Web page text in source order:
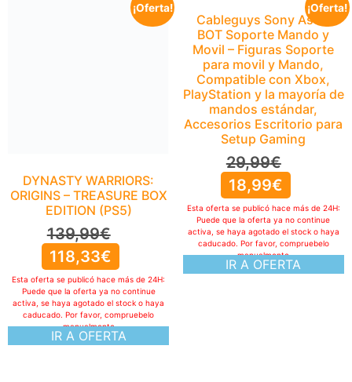
¡Oferta!
DYNASTY WARRIORS:
ORIGINS – TREASURE BOX
EDITION (PS5)
139,99€
118,33€
IR A OFERTA
Esta oferta se publicó hace más de 24H:
Puede que la oferta ya no continue
activa, se haya agotado el stock o haya
caducado. Por favor, compruebelo
manualmente
¡Oferta!
Cableguys Sony Astro
BOT Soporte Mando y
Movil – Figuras Soporte
para movil y Mando,
Compatible con Xbox,
PlayStation y la mayoría de
mandos estándar,
Accesorios Escritorio para
Setup Gaming
29,99€
18,99€
IR A OFERTA
Esta oferta se publicó hace más de 24H:
Puede que la oferta ya no continue
activa, se haya agotado el stock o haya
caducado. Por favor, compruebelo
manualmente